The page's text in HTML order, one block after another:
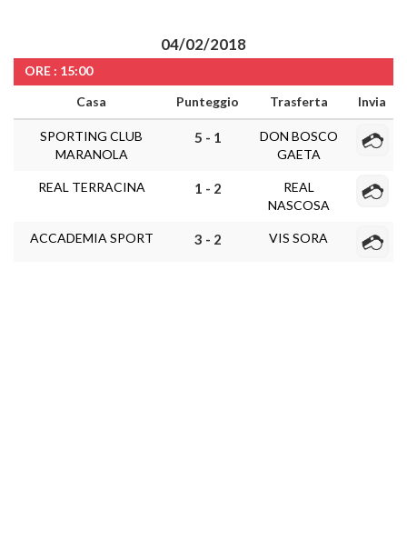
04/02/2018
ORE : 15:00
Casa
Punteggio Trasferta Invia
SPORTING CLUB
MARANOLA
5 - 1
DON BOSCO
GAETA
REAL TERRACINA 1 - 2
REAL
NASCOSA
ACCADEMIA SPORT 3 - 2 VIS SORA